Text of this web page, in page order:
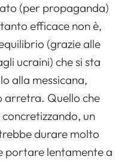
(per propaganda)
efficace non è,
(grazie alle
ucraini) che si sta
alla messicana,
arretra. Quello che
un
durare molto
portare lentamente a